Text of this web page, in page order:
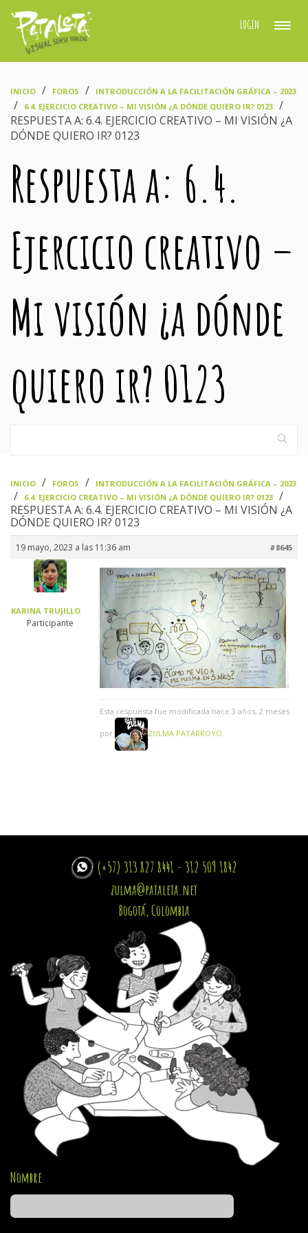
LOGIN
INICIO FOROS INTRODUCCIÓN A LA FACILITACIÓN GRÁFICA – 2023
6.4. EJERCICIO CREATIVO – MI VISIÓN ¿A DÓNDE QUIERO IR? 0123
RESPUESTA A: 6.4. EJERCICIO CREATIVO – MI VISIÓN ¿A
DÓNDE QUIERO IR? 0123
Respuesta a: 6.4.
Ejercicio creativo –
Mi visión ¿a dónde
quiero ir? 0123
INICIO FOROS INTRODUCCIÓN A LA FACILITACIÓN GRÁFICA – 2023
6.4. EJERCICIO CREATIVO – MI VISIÓN ¿A DÓNDE QUIERO IR? 0123
RESPUESTA A: 6.4. EJERCICIO CREATIVO – MI VISIÓN ¿A
DÓNDE QUIERO IR? 0123
19 mayo, 2023 a las 11:36 am #8645
KARINA TRUJILLO
Participante
Esta respuesta fue modificada hace 3 años, 2 meses
por ZULMA PATARROYO
(+57) 313 827 8441 - 312 509 1842
zulma@pataleta.net
Bogotá, Colombia
Nombre